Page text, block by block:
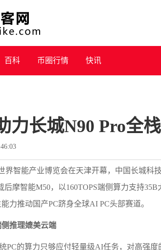
百科 币圈行情 快讯
力长城N90 Pro全
界智能产业博览会在天津开幕，中国长城
后摩智能M50，以160TOPS端侧算力支持
力推动国产PC跻身全球AI PC头部赛道。
推理媲美云端
PC的算力只够应付轻量级AI任务，对高强